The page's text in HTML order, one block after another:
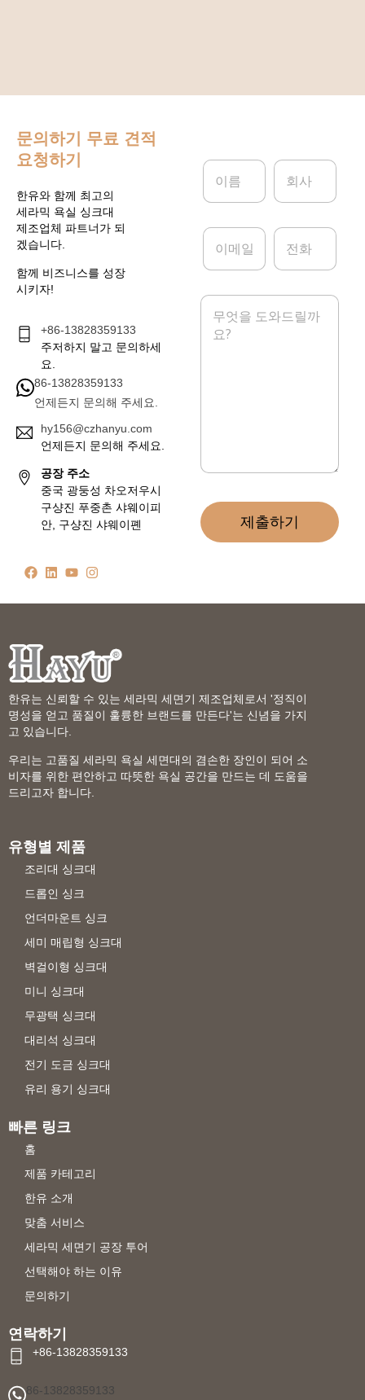
문의하기 무료 견적
요청하기
한유와 함께 최고의
세라믹 욕실 싱크대
제조업체 파트너가 되
겠습니다.
함께 비즈니스를 성장
시키자!
+86-13828359133
주저하지 말고 문의하세
요.
86-13828359133
언제든지 문의해 주세요.
hy156@czhanyu.com
언제든지 문의해 주세요.
공장 주소
중국 광둥성 차오저우시
구샹진 푸중촌 샤웨이피
안, 구샹진 샤웨이폔
이
*
회
이
일
전
메
제출하기
한유는 신뢰할 수 있는 세라믹 세면기 제조업체로서 '정직이
명성을 얻고 품질이 훌륭한 브랜드를 만든다'는 신념을 가지
고 있습니다.
우리는 고품질 세라믹 욕실 세면대의 겸손한 장인이 되어 소
비자를 위한 편안하고 따뜻한 욕실 공간을 만드는 데 도움을
드리고자 합니다.
유형별 제품
조리대 싱크대
드롭인 싱크
언더마운트 싱크
세미 매립형 싱크대
벽걸이형 싱크대
미니 싱크대
무광택 싱크대
대리석 싱크대
전기 도금 싱크대
유리 용기 싱크대
빠른 링크
홈
제품 카테고리
한유 소개
맞춤 서비스
세라믹 세면기 공장 투어
선택해야 하는 이유
문의하기
연락하기
+86-13828359133
86-13828359133